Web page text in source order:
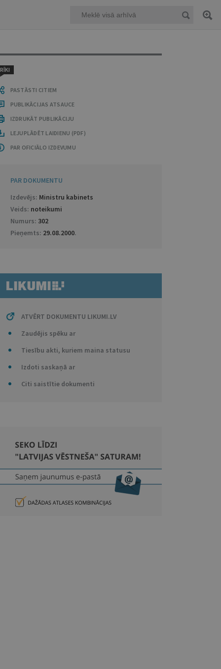
RĪKI
PASTĀSTI CITIEM
PUBLIKĀCIJAS ATSAUCE
IZDRUKĀT PUBLIKĀCIJU
LEJUPLĀDĒT LAIDIENU (PDF)
PAR OFICIĀLO IZDEVUMU
PAR DOKUMENTU
Izdevējs: Ministru kabinets
Veids: noteikumi
Numurs: 302
Pieņemts: 29.08.2000.
ATVĒRT DOKUMENTU LIKUMI.LV
Zaudējis spēku ar
Tiesību akti, kuriem maina statusu
Izdoti saskaņā ar
Citi saistītie dokumenti